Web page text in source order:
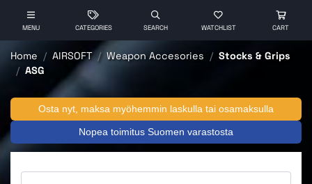
MENU CATEGORIES SEARCH WATCHLIST CART
Home AIRSOFT Weapon Accesories
Stocks & Grips
ASG
Osta nyt, maksa myöhemmin laskulla tai osamaksulla
Nopea toimitus Suomen varastosta